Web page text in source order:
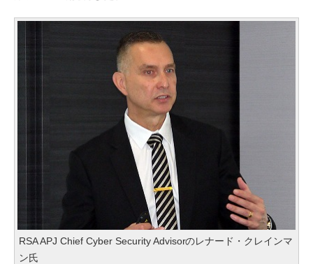
RSA APJ Chief Cyber Security Advisorのレナード・クレインマ
ン氏